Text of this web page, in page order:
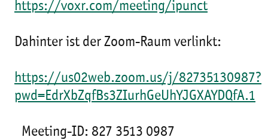
https://voxr.com/meeting/ipunct
Dahinter ist der Zoom-Raum verlinkt:
https://us02web.zoom.us/j/82735130987?
pwd=EdrXbZqfBs3ZIurhGeUhYJGXAYDQfA.1
Meeting-ID: 827 3513 0987